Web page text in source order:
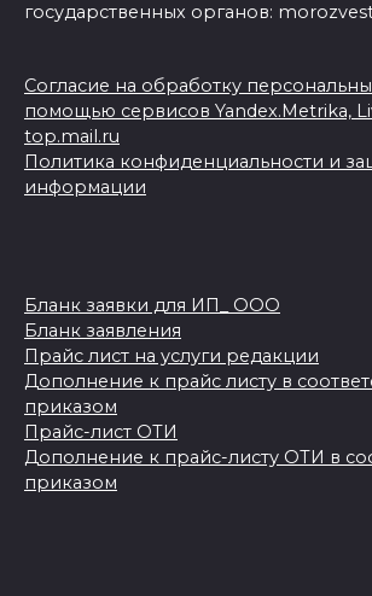
государственных органов:
Согласие на обработку
помощью сервисов Yandex.Metrika,
top.mail.ru
Политика конфиденциальности и
информации
Бланк заявки для ИП_ ООО
Бланк заявления
Прайс лист на услуги редакции
Дополнение к прайс листу в
приказом
Прайс-лист ОТИ
Дополнение к прайс-листу ОТИ в
приказом